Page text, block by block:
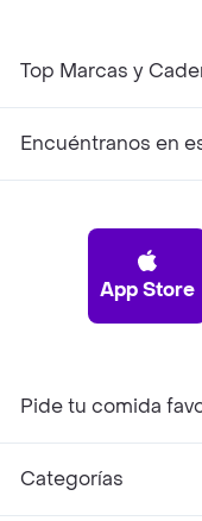
Top Marcas y
Encuéntranos en
App Store
Pide tu comida
Categorías